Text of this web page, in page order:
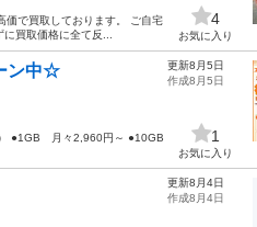
価で買取しております。 ご自宅
買取価格に全て反...
4
お気に入り
ン中☆
●1GB 月々2,960円～ ●10GB
更新8月5日
作成8月5日
1
お気に入り
更新8月4日
作成8月4日